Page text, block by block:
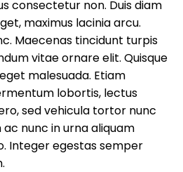
consectetur non. Duis diam
maximus lacinia arcu.
Maecenas tincidunt turpis
vitae ornare elit. Quisque
malesuada. Etiam
lobortis, lectus
sed vehicula tortor nunc
nunc in urna aliquam
Integer egestas semper